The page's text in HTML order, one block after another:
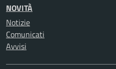
NOVITÀ
Notizie
Comunicati
Avvisi